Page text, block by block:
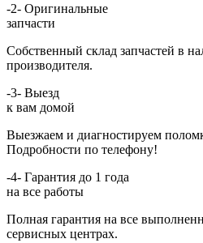
-2- Оригинальные
запчасти
Собственный склад запчастей в
производителя.
-3- Выезд
к вам домой
Выезжаем и диагностируем
Подробности по телефону!
-4- Гарантия до 1 года
на все работы
Полная гарантия на все
сервисных центрах.